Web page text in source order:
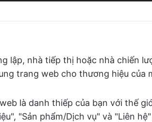
lập, nhà tiếp thị hoặc nhà chiến
trang web cho thương hiệu của
là danh thiếp của bạn với thế
"Sản phẩm/Dịch vụ" và "Liên